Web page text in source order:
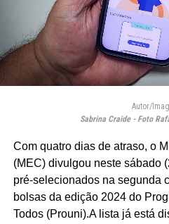
Autor/
Sabrina Craide - Foto
Com quatro dias de atraso, o
(MEC) divulgou neste sábado
pré-selecionados na segunda
bolsas da edição 2024 do
Todos (Prouni).A lista já está